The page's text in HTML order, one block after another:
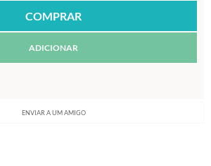
ADICIONAR
ENVIAR A UM AMIGO